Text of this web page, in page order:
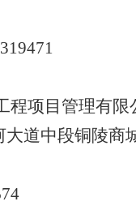
项目管理有限
道中段铜陵商